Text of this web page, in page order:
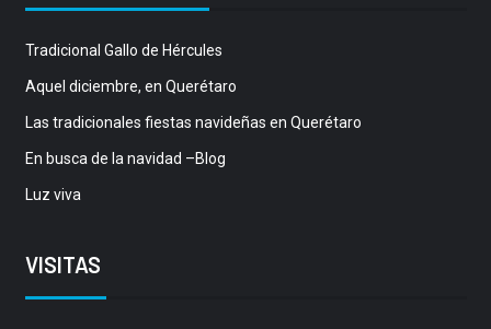
Tradicional Gallo de Hércules
Aquel diciembre, en Querétaro
Las tradicionales fiestas navideñas en Querétaro
En busca de la navidad –Blog
Luz viva
VISITAS